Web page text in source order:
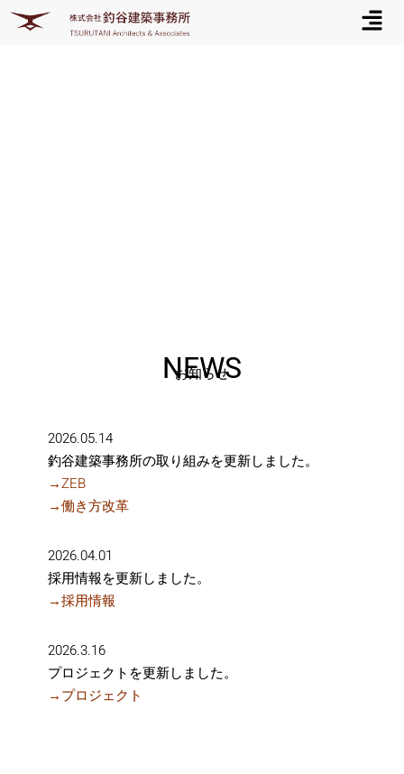
内
メ
ニ
NEWS
お知らせ
2026.05.14
釣谷建築事務所の取り組みを更新しました。
→ZEB
→働き方改革
2026.04.01
採用情報を更新しました。
→採用情報
2026.3.16
プロジェクトを更新しました。
→ プロジェクト